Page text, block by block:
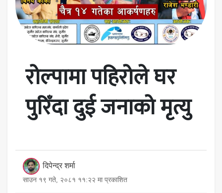
रोल्पामा पहिरोले घर
पुरिँदा दुई जनाको मृत्यु
दिपेन्द्र शर्मा
साउन १९ गते, २०८१ ११:२२ मा प्रकाशित